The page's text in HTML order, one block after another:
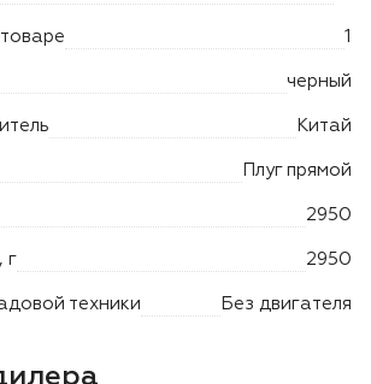
1
черный
Китай
Плуг прямой
2950
г 2950
техники Без двигателя